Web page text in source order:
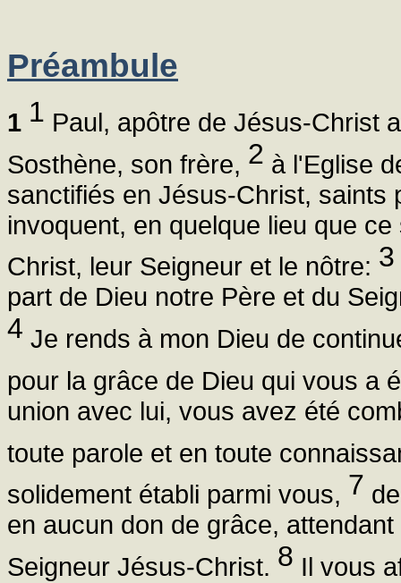
Préambule
1 1 Paul, apôtre de Jésus-Christ
Sosthène, son frère, 2 à l'Eglise
sanctifiés en Jésus-Christ, saints
invoquent, en quelque lieu que
Christ, leur Seigneur et le nôtre: 3
part de Dieu notre Père et du
4 Je rends à mon Dieu de
pour la grâce de Dieu qui vous a
union avec lui, vous avez été
toute parole et en toute
solidement établi parmi vous, 7
en aucun don de grâce,
Seigneur Jésus-Christ. 8 Il vous